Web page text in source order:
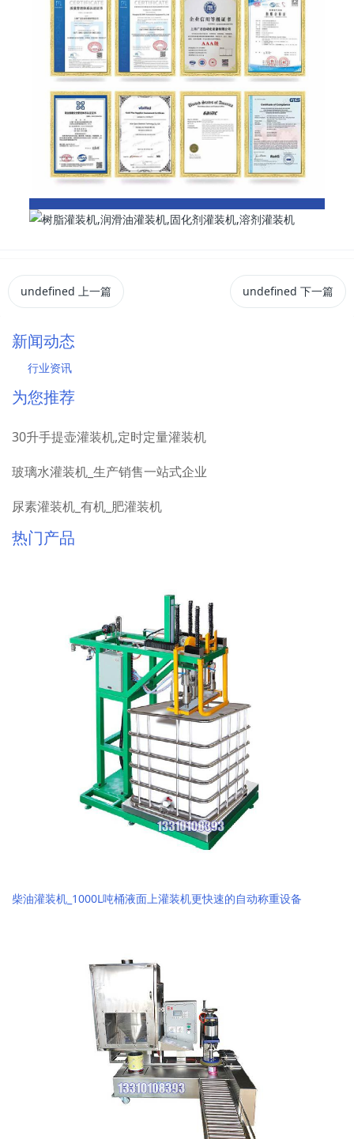
undefined 上一篇 undefined 下一篇
新闻动态
行业资讯
为您推荐
30升手提壶灌装机,定时定量灌装机
玻璃水灌装机_生产销售一站式企业
尿素灌装机_有机_肥灌装机
热门产品
柴油灌装机_1000L吨桶液面上灌装机更快速的自动称重设备